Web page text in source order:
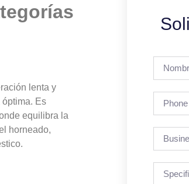
lenta y
Es
equilibra la
horneado,